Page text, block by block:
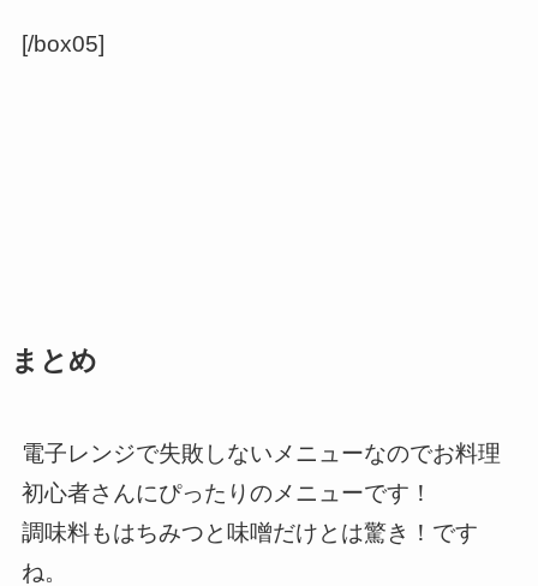
[/box05]
まとめ
電子レンジで失敗しないメニューなのでお料理
初心者さんにぴったりのメニューです！
調味料もはちみつと味噌だけとは驚き！です
ね。